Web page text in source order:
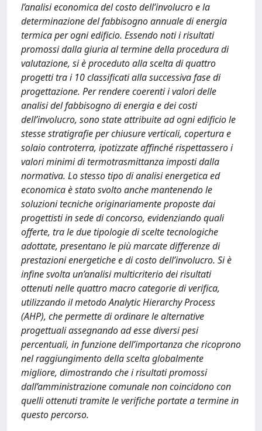
l’analisi economica del costo dell’involucro e la
determinazione del fabbisogno annuale di energia
termica per ogni edificio. Essendo noti i risultati
promossi dalla giuria al termine della procedura di
valutazione, si è proceduto alla scelta di quattro
progetti tra i 10 classificati alla successiva fase di
progettazione. Per rendere coerenti i valori delle
analisi del fabbisogno di energia e dei costi
dell’involucro, sono state attribuite ad ogni edificio le
stesse stratigrafie per chiusure verticali, copertura e
solaio controterra, ipotizzate affinché rispettassero i
valori minimi di termotrasmittanza imposti dalla
normativa. Lo stesso tipo di analisi energetica ed
economica è stato svolto anche mantenendo le
soluzioni tecniche originariamente proposte dai
progettisti in sede di concorso, evidenziando quali
offerte, tra le due tipologie di scelte tecnologiche
adottate, presentano le più marcate differenze di
prestazioni energetiche e di costo dell’involucro. Si è
infine svolta un’analisi multicriterio dei risultati
ottenuti nelle quattro macro categorie di verifica,
utilizzando il metodo Analytic Hierarchy Process
(AHP), che permette di ordinare le alternative
progettuali assegnando ad esse diversi pesi
percentuali, in funzione dell’importanza che ricoprono
nel raggiungimento della scelta globalmente
migliore, dimostrando che i risultati promossi
dall’amministrazione comunale non coincidono con
quelli ottenuti tramite le verifiche portate a termine in
questo percorso.